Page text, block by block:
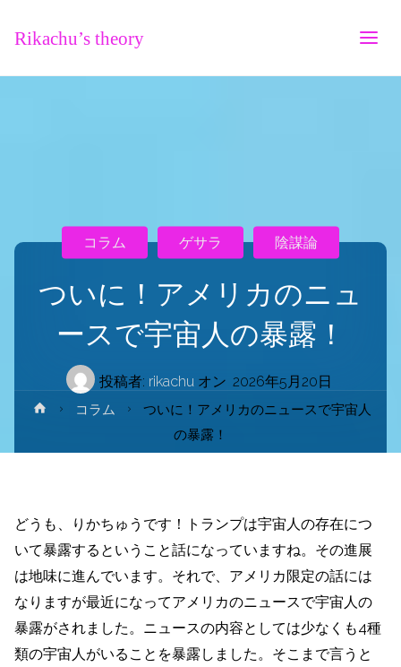
Rikachu’s theory
ついに！アメリカのニュ
ースで宇宙人の暴露！
投稿者: rikachu オン 2026年5月20日
コラム ゲサラ 陰謀論
ホ
ム
コラム
ついに！アメリカのニュースで宇宙人
の暴露！
どうも、りかちゅうです！トランプは宇宙人の存在につ
いて暴露するということ話になっていますね。その進展
は地味に進んでいます。それで、アメリカ限定の話には
なりますが最近になってアメリカのニュースで宇宙人の
暴露がされました。ニュースの内容としては少なくも4種
類の宇宙人がいることを暴露しました。そこまで言うと